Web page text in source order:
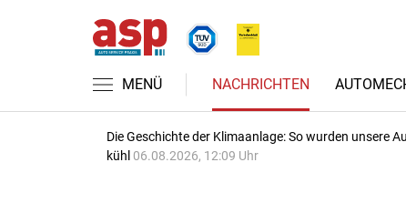
MENÜ NACHRICHTEN
Die Geschichte der Klimaanlage: So wurden unsere
kühl 06.08.2026, 12:09 Uhr